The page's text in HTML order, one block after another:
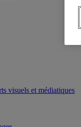
visuels et médiatiques